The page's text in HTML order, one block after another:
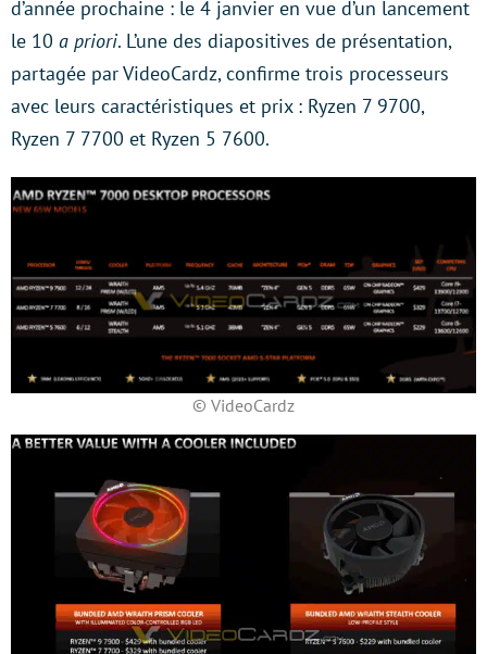
d’année prochaine : le 4 janvier en vue d’un lancement
le 10 a priori. L’une des diapositives de présentation,
partagée par VideoCardz, confirme trois processeurs
avec leurs caractéristiques et prix : Ryzen 7 9700,
Ryzen 7 7700 et Ryzen 5 7600.
© VideoCardz